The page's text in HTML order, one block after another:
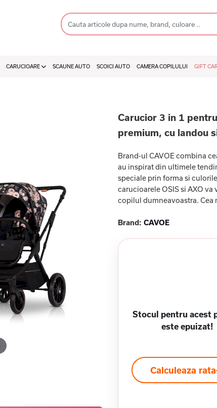
CARUCIOARE SCAUNE AUTO SCOICI AUTO CAMERA COPILULUI GIFT
Carucior 3 in 1
premium, cu landou
Brand-ul CAVOE combina
au inspirat din ultimele
speciale prin forma si
carucioarele OSIS si AXO
copilul dumneavoastra. Cea
Brand: CAVOE
Stocul pentru acest
este epuizat!
Calculeaza rata